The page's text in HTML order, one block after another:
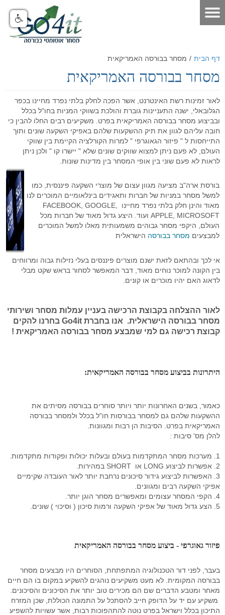
דף הבית / מסחר בבורסה האמריקאית
מסחר בבורסה האמריקאית
לאור זמינות רשת האינטרנט, אשר הפכה לחלק בלתי נפרד מחיינו בכפר
הגלובאלי, ישנה התעניינות גוברת והולכת בשווקי המניות בחו"ל בכלל
ובביצוע מסחר בבורסה האמריקאית בפרט. משקיעים רבים החלו להבין כי
חובה עליהם לגוון את תיק ההשקעות שלהם באפיקי השקעה שונים ותוך
התייחסות ל " פיזור הגאוגרפי " למרות הקורלציה הקיימת בין שווקי
העולם, לא פעם ניתן למצוא שווקים שונים שלא " יישרו קו " ולכן ניתן
לראות לא פעם שוני בין אופי המסחר בין מדינות שונות.
בורסת ארה"ב מציעה מגוון עצום של מוצרי השקעה פיננסית, כמו
למשל מסחר במניות של חברות ותאגידים בינלאומיים המוכרים לנו
מאוד והינן חלק בלתי נפרד מחיינו FACEBOOK, GOOGLE,
APPLE, MICROSOFT ועוד. היצע גדול מאוד של חברות מכל
העולם, היקפי מסחר גבוהים משמעותית מאלו למשל המוכרים
למבצעים מסחר בבורסה הישראלית
אי לכך ובהתאם לזאת ישנם מוצרים פיננסים בעלי נזילות גבוה ומרווחים
בין הקונה למוכר נוחים מאוד, דבר המאפשר לסחור בראש שקט מבלי
לדאוג האם יהיו מוכרים או קונים.
לאור ההצלחה בקבוצת הרכישה בעניין עמלות מסחר ושירותי
מסחר בבורסה הישראלית. אנו בחברת Go4it בחרנו להקים
קבוצת רכישה גם למי שמבצע מסחר בבורסה האמריקאית !
היתרונות בביצוע מסחר בבורסה האמריקאית:
כאמור, בשנים האחרונות יותר ויותר סוחרים בבורסה מסיתים את
ההשקעות שלהם גם למסחר בבורסות חו"ל בכלל ולמסחר בבורסה
האמריקאית בפרט. הסיבות הן רבות ומגוונות.
להלן מס' סיבות :
1. מערכות מסחר המתקדמות בעולם ובעלות יכולות ופקודות מתקדמות.
2. אפשרות לביצוע LONG או SHORT במהירות.
3. האפשרות לביצוע גידור סיכונים נרחבת יותר לאור העובדה שקימיים
אפיקי השקעה רבים ומגוונים.
4. הקפי המסחר עצומים ומאפשרים מסחר הוגן יותר.
5. הצע גדול מאוד של אפיקי השקעה ורמות סיכון ( וסיכוי ) שונים.
פיזור גאוגרפי - ביצוע מסחר בבורסה האמריקאית
בעבר, לפני דור הטכנולוגיה המתפתחת, הסוחרים היו מבצעים מסחר
בבורסה המקומית. לא מעט משקיעים נוהגים להשקיע במקום בו הם חיים
מאחר ומטבע הדברים שם הם מכירים טוב יותר את הסיכונים והסיכונים.
משקיע עם יד על הדופק חייב להסתכל על התמונה הכוללת, שכן המזרח
התיכון בכלל וישראל בפרט נוטה להתהפוכות רבות, אשר עשויות להשפיע
אודות חברת GO4IT
הסיכון במסחר בבורסה
לוח ארועים
תקנון האתר
דרושים
הטכנולוגיה
מאמרים שוק ההון
מונחי שוק ההון
כלים לסוחר
כלים לסוחר
כלים למסחר בישראל
כלים למסחר בחול
כלים לתחזוקת המחשב
קישורים שימושיים
נתונים כלכליים
מחשבון המרת מטבעות
יומן אירועים כלכליים עולמי - יומי
מחשבון פיבוט
מדדי בורסה עולמיים
פורום שוק ההון
פורום אופציות מעוף
פורום ניתוח טכני
פורום מטח
פורום מסחר אוטומטי
הכר את מערכת המסחר
הכר את מערכת המסחר
סרטוני הדרכה - לשוניות המערכת
סרטוני הדרכה כלליים
מדריכים מצולמים
מערכת מסחר
מערכת מסחר FMR
מערכת מסחר אוטומטי GO4IT
סימולטור מסחר Go4iTrainer
מערכת מסחר OrderNet 2
מסחר אוטומטי
מסחר אוטומטי במטח
קורס פיתוח ובדיקת אסטרטגיות
מסחר אוטומטי לרצף
סטופ לוס אוטומטי
פקודות מונחי שעון
פלטפורמת הממשק הראשית
סטופ לוס אוטומטי באופציות מעוף
טריילינג סטופ אוטומטי באופציות
טייק פרופיט אוטומטי במעוף
אסטרטגיות מסחר אוטומטי במעוף
פיתוח אינדיקטורים אישיים
רובוט מסחר
מסחר אוטומטי בהתניית התשואה
יצוא נתוני זמן אמת
פיתוחים אישים - רובוטי מסחר
תוכנה לניתוח טכני
בוטיק לפתרונות תוכנה
מסחר בבורסה במחשב ענן
חיבור API למתכנתים לבורסה
API למתכנתים לרצף
מסחר אוטומטי בבורסה בחול
מסחר עצמאי בבורסה
מסחר עצמאי
מסחר בבורסה
חוזים עתידיים
מסחר בבורסה
מסחר בבורסה האמריקאית
מסחר בוול סטריט